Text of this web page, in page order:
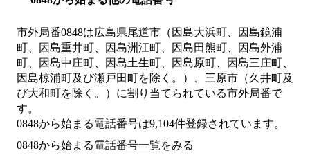
市外局番0848は広島県尾道市（因島大浜町、因島鏡浦
町、因島重井町、因島洲江町、因島田熊町、因島外浦
町、因島中庄町、因島土生町、因島原町、因島三庄町、
因島椋浦町及び瀬戸田町を除く。）、三原市（久井町及
び大和町を除く。） に割り当てられている市外局番で
す。
0848から始まる電話番号は9,104件登録されています。
0848から始まる電話番号一覧をみる